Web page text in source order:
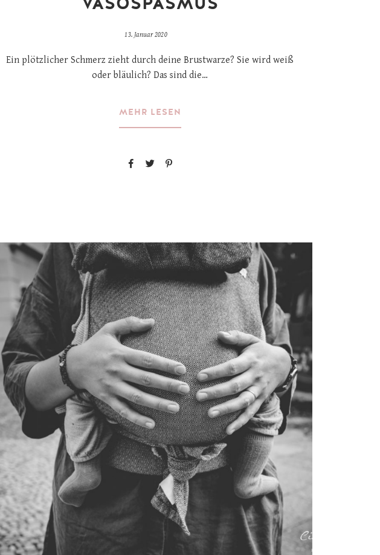
13. Januar 2020
Ein plötzlicher Schmerz zieht durch deine Brustwarze? Sie wird weiß
oder bläulich? Das sind die…
MEHR LESEN